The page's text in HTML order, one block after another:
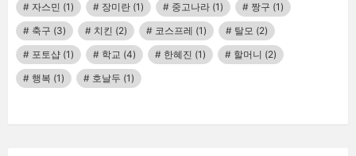
자스민 (1) 장미란 (1) 중고나라 (1) 짱구 (1)
축구 (3) 치킨 (2) 코스프레 (1) 탈모 (2)
포토샵 (1) 학교 (4) 한혜진 (1) 할머니 (2)
행복 (1) 호날두 (1)